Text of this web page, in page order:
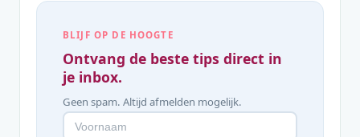
BLIJF OP DE HOOGTE
Ontvang de beste tips direct in
je inbox.
Geen spam. Altijd afmelden mogelijk.